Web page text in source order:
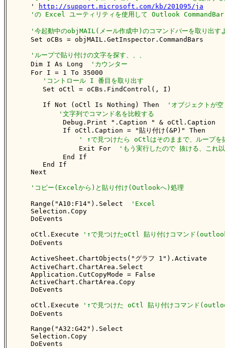
    '
http://support.microsoft.com/kb/201095/ja
'の Excel ユーティリティを使用して Outlook CommandBar
'今起動中のobjMAIL(メール作成中)のコマンドバーを取り出す
    Set oCBs = objMAIL.GetInspector.CommandBars
'ループで貼り付けの文字を探す、、、
    Dim I As Long
'カウンター
    For I = 1 To 35000
'コントロール I 番目を取り出す
       Set oCtl = oCBs.FindControl(, I)
       If Not (oCtl Is Nothing) Then
'オブジェクトが空
'文字列でコマンド名を比較する
            Debug.Print ".Caption " & oCtl.Caption
            If oCtl.Caption = "貼り付け(&P)" Then
' ↑で見つけたら oCtlはそのままで、ループを
                Exit For
'もう実行したので 抜ける、これ
            End If
       End If
    Next
'コピー(Excelから)と貼り付け(Outlookへ)処理
    Range("A10:F14").Select
'Excel
    Selection.Copy
    DoEvents
    oCtl.Execute
'↑で見つけたoCtl 貼り付けコマンド
    DoEvents
    ActiveSheet.ChartObjects("グラフ 1").Activate
    ActiveChart.ChartArea.Select
    Application.CutCopyMode = False
    ActiveChart.ChartArea.Copy
    DoEvents
    oCtl.Execute
'↑で見つけた oCtl 貼り付けコマンド
    DoEvents
    Range("A32:G42").Select
    Selection.Copy
    DoEvents